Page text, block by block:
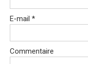
E-mail *
Commentaire